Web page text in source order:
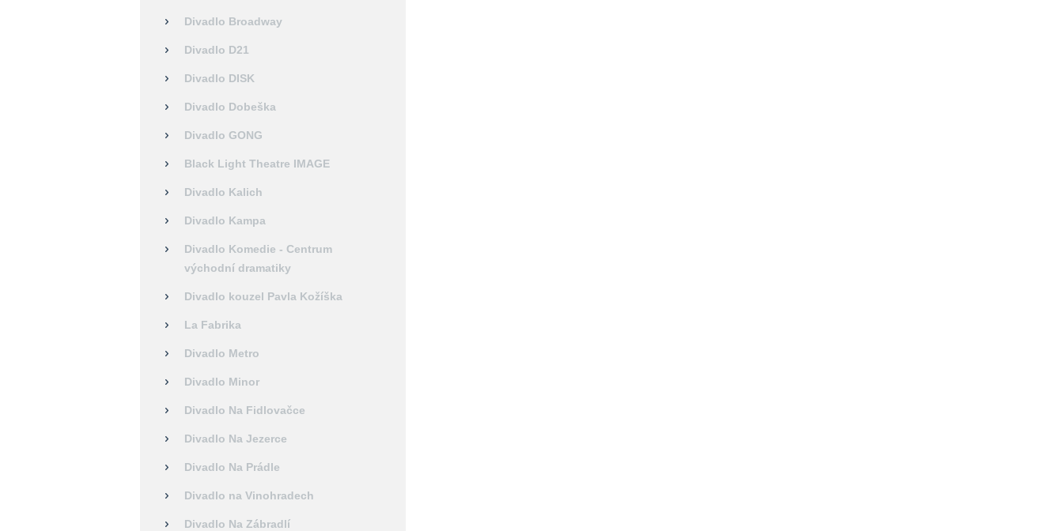
Divadlo Broadway
Divadlo D21
Divadlo DISK
Divadlo Dobeška
Divadlo GONG
Black Light Theatre IMAGE
Divadlo Kalich
Divadlo Kampa
Divadlo Komedie - Centrum
východní dramatiky
Divadlo kouzel Pavla Kožíška
La Fabrika
Divadlo Metro
Divadlo Minor
Divadlo Na Fidlovačce
Divadlo Na Jezerce
Divadlo Na Prádle
Divadlo na Vinohradech
Divadlo Na Zábradlí